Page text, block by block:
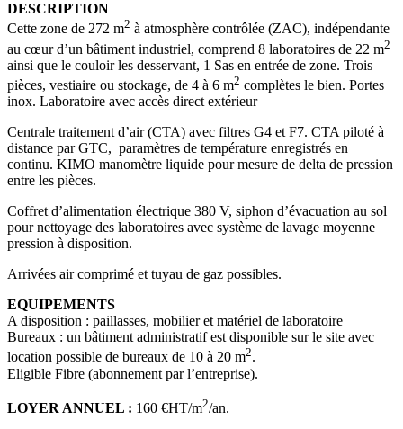
DESCRIPTION
Cette zone de 272 m2 à atmosphère contrôlée (ZAC), indépendante
au cœur d’un bâtiment industriel, comprend 8 laboratoires de 22 m2
ainsi que le couloir les desservant, 1 Sas en entrée de zone. Trois
pièces, vestiaire ou stockage, de 4 à 6 m2 complètes le bien. Portes
inox. Laboratoire avec accès direct extérieur
Centrale traitement d’air (CTA) avec filtres G4 et F7. CTA piloté à
distance par GTC, paramètres de température enregistrés en
continu. KIMO manomètre liquide pour mesure de delta de pression
entre les pièces.
Coffret d’alimentation électrique 380 V, siphon d’évacuation au sol
pour nettoyage des laboratoires avec système de lavage moyenne
pression à disposition.
Arrivées air comprimé et tuyau de gaz possibles.
EQUIPEMENTS
A disposition : paillasses, mobilier et matériel de laboratoire
Bureaux : un bâtiment administratif est disponible sur le site avec
location possible de bureaux de 10 à 20 m2.
Eligible Fibre (abonnement par l’entreprise).
LOYER ANNUEL : 160 €HT/m2/an.